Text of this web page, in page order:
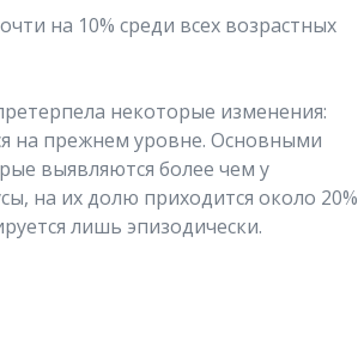
на 10% среди всех возрастных
некоторые изменения:
на прежнем уровне. Основными
выявляются более чем у
на их долю приходится около 20%
лишь эпизодически.